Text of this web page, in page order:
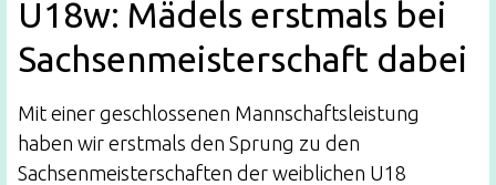
U18w: Mädels erstmals bei
Sachsenmeisterschaft dabei
Mit einer geschlossenen Mannschaftsleistung
haben wir erstmals den Sprung zu den
Sachsenmeisterschaften der weiblichen U18